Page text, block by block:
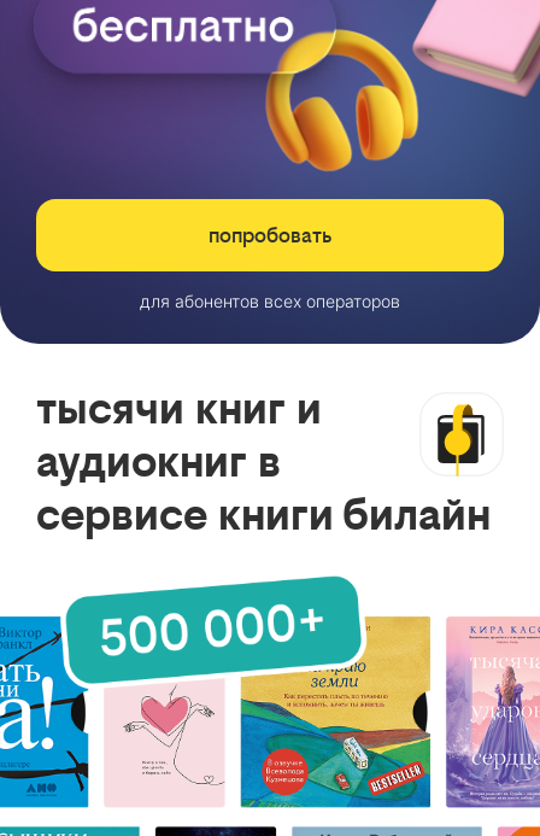
попробовать
для абонентов всех операторов
тысячи книг и
аудиокниг в
сервисе книги билайн